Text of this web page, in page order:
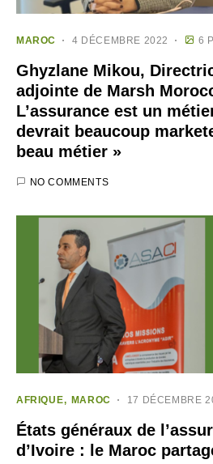
MAROC 4 DÉCEMBRE 2022 6
Ghyzlane Mikou,
adjointe de Marsh
L’assurance est un
devrait beaucoup
beau métier »
NO COMMENTS
AFRIQUE MAROC 17 DÉCEMBRE
États généraux de
d’Ivoire : le Maroc